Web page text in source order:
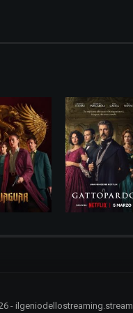
- ilgeniodellostreaming.stream